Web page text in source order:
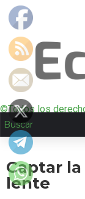
©Todos los
Captar
lente